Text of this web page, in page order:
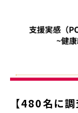
【480名に